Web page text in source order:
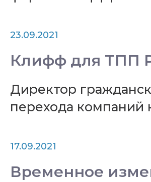
23.09.2021
Клифф для ТПП
Директор
перехода компаний
17.09.2021
Временное